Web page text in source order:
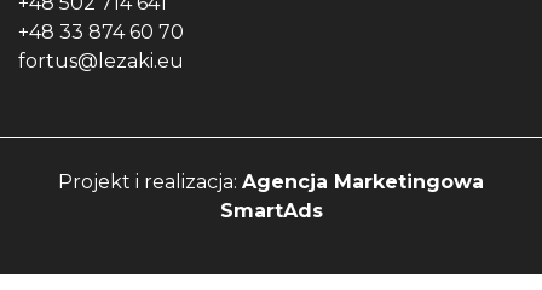
+48 33 874 60 70
fortus@lezaki.eu
Projekt i realizacja: Agencja Marketingowa
SmartAds